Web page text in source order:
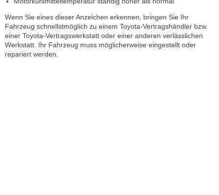
Wenn Sie eines dieser Anzeichen erkennen, bringen Sie Ihr
Fahrzeug schnellstmöglich zu einem Toyota-Vertragshändler bzw.
einer Toyota-Vertragswerkstatt oder einer anderen verlässlichen
Werkstatt. Ihr Fahrzeug muss möglicherweise eingestellt oder
repariert werden.